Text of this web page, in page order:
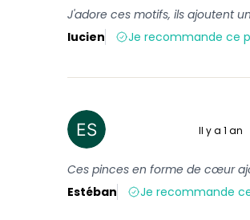
J'adore ces motifs, ils ajoutent
lucien
Je recommande ce
Il y a 1 an
Ces pinces en forme de cœur
Estéban
Je recommande